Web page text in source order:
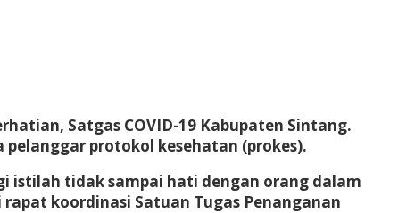
Satgas COVID-19 Kabupaten Sintang.
protokol kesehatan (prokes).
istilah tidak sampai hati dengan orang dalam
koordinasi Satuan Tugas Penanganan